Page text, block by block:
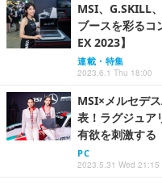
MSI、G.SKILL
ブースを彩るコ
EX 2023】
連載・特集
2023.6.1 Thu 18:00
MSI×メルセデ
表！ラグジュア
有欲を刺激する
PC
2023.5.31 Wed 21:15